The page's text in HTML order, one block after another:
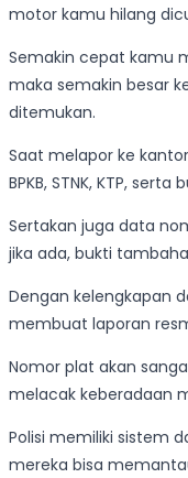
motor kamu hilang
Semakin cepat kamu
maka semakin besar
ditemukan.
Saat melapor ke
BPKB, STNK, KTP,
Sertakan juga data
jika ada, bukti
Dengan kelengkapan
membuat laporan
Nomor plat akan
melacak keberadaan
Polisi memiliki sistem
mereka bisa